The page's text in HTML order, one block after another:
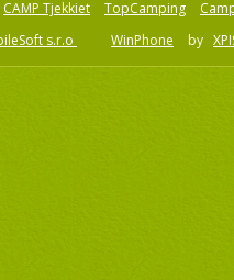
CAMP Tjekkiet TopCamping
s.r.o WinPhone by